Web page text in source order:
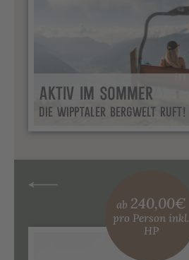
AKTIV IM SOMMER
DIE WIPPTALER BERGWELT RUFT!
ab 240,00€
pro Person inkl.
HP
ab 240,00 €
pro Person inkl.
HP